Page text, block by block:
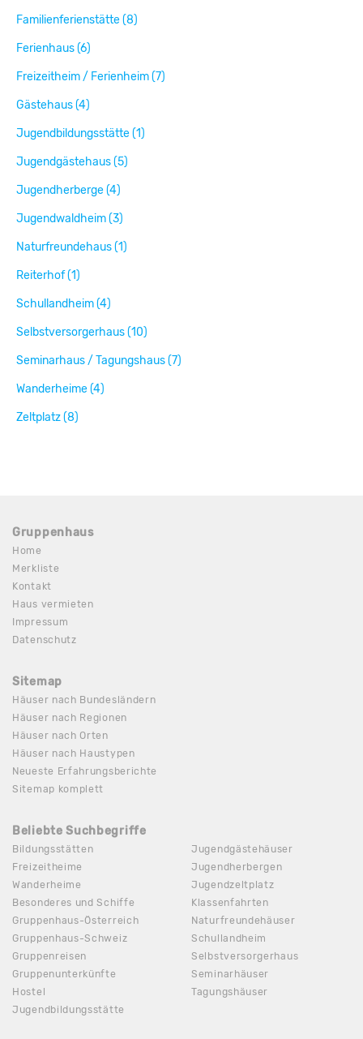
Familienferienstätte (8)
Ferienhaus (6)
Freizeitheim / Ferienheim (7)
Gästehaus (4)
Jugendbildungsstätte (1)
Jugendgästehaus (5)
Jugendherberge (4)
Jugendwaldheim (3)
Naturfreundehaus (1)
Reiterhof (1)
Schullandheim (4)
Selbstversorgerhaus (10)
Seminarhaus / Tagungshaus (7)
Wanderheime (4)
Zeltplatz (8)
Gruppenhaus
Home
Merkliste
Kontakt
Haus vermieten
Impressum
Datenschutz
Sitemap
Häuser nach Bundesländern
Häuser nach Regionen
Häuser nach Orten
Häuser nach Haustypen
Neueste Erfahrungsberichte
Sitemap komplett
Beliebte Suchbegriffe
Bildungsstätten
Freizeitheime
Wanderheime
Besonderes und Schiffe
Gruppenhaus-Österreich
Gruppenhaus-Schweiz
Gruppenreisen
Gruppenunterkünfte
Hostel
Jugendbildungsstätte
Jugendgästehäuser
Jugendherbergen
Jugendzeltplatz
Klassenfahrten
Naturfreundehäuser
Schullandheim
Selbstversorgerhaus
Seminarhäuser
Tagungshäuser